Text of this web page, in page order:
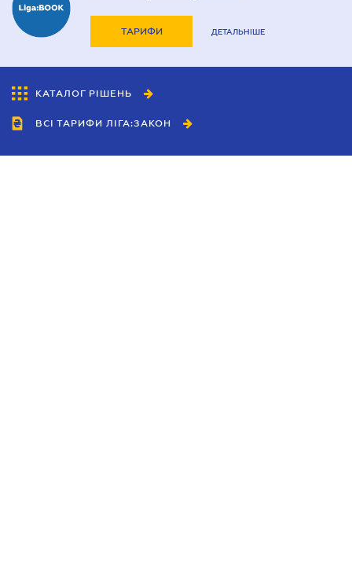
ТАРИФИ ДЕТАЛЬНІШЕ
КАТАЛОГ РІШЕНЬ
ВСІ ТАРИФИ ЛІГА:ЗАКОН